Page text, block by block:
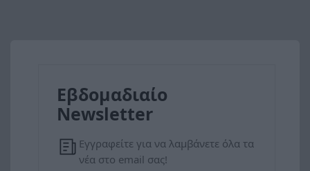
Εβδομαδιαίο
Newsletter
Εγγραφείτε για να λαμβάνετε όλα τα
νέα στο email σας!